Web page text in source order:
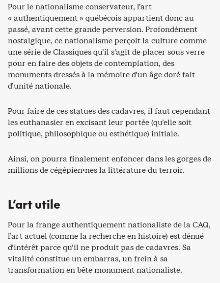
Pour le nationalisme conservateur, l’art
« authentiquement » québécois appartient donc au
passé, avant cette grande perversion. Profondément
nostalgique, ce nationalisme perçoit la culture comme
une série de Classiques qu’il s’agit de placer sous verre
pour en faire des objets de contemplation, des
monuments dressés à la mémoire d’un âge doré fait
d’unité nationale.
Pour faire de ces statues des cadavres, il faut cependant
les euthanasier en excisant leur portée (qu’elle soit
politique, philosophique ou esthétique) initiale.
Ainsi, on pourra finalement enfoncer dans les gorges de
millions de cégépien·nes la littérature du terroir.
L’art utile
Pour la frange authentiquement nationaliste de la CAQ,
l’art actuel (comme la recherche en histoire) est dénué
d’intérêt parce qu’il ne produit pas de cadavres. Sa
vitalité constitue un embarras, un frein à sa
transformation en bête monument nationaliste.